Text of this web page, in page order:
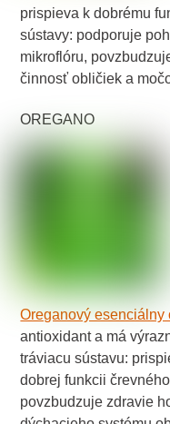
prispieva k dobrému
sústavy: podporuje
mikroflóru,
činnosť obličiek a
OREGANO
Oreganový esenciálny
antioxidant a má
tráviacu sústavu:
dobrej funkcii
povzbudzuje zdravie